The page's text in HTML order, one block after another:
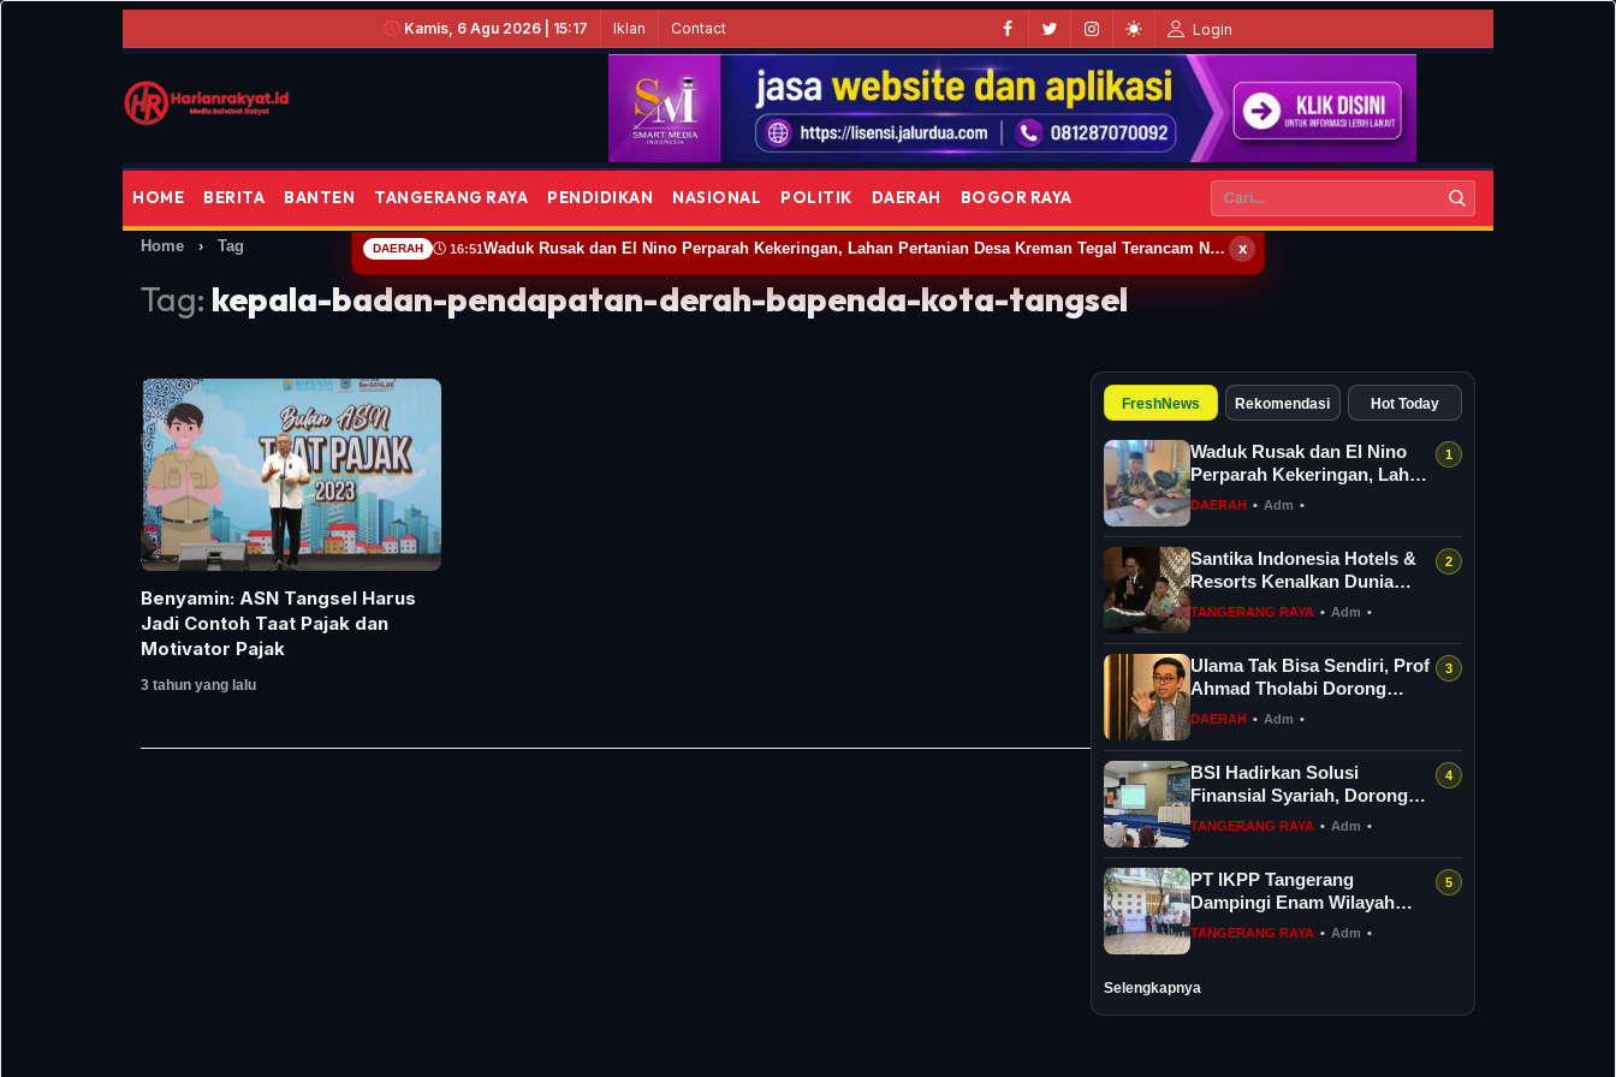
Kamis, 6 Agu 2026 | 15:17 Iklan Contact Login
HOME BERITA BANTEN TANGERANG RAYA PENDIDIKAN NASIONAL POLITIK DAERAH BOGOR RAYA
Home › Tag
Tag: kepala-badan-pendapatan-derah-bapenda-kota-tangsel
Benyamin: ASN Tangsel Harus
Jadi Contoh Taat Pajak dan
Motivator Pajak
3 tahun yang lalu
FreshNews Rekomendasi Hot Today
Waduk Rusak dan El Nino
Perparah Kekeringan, Lahan
Pertanian Desa Kreman
DAERAH • Adm •
Santika Indonesia Hotels &
Resorts Kenalkan Dunia
Perhotelan Kepada Anak-
TANGERANG RAYA • Adm •
Ulama Tak Bisa Sendiri, Prof
Ahmad Tholabi Dorong
Ijtihad Multidisipliner
DAERAH • Adm •
BSI Hadirkan Solusi
Finansial Syariah, Dorong
Keseimbangan Spiritual dan
TANGERANG RAYA • Adm •
PT IKPP Tangerang
Dampingi Enam Wilayah
Binaan dalam Verifikasi
TANGERANG RAYA • Adm •
Selengkapnya
x
DAERAH 16:51 Waduk Rusak dan El Nino Perparah Kekeringan, Lahan Pertanian Desa Kreman Tegal Terancam Nganggur